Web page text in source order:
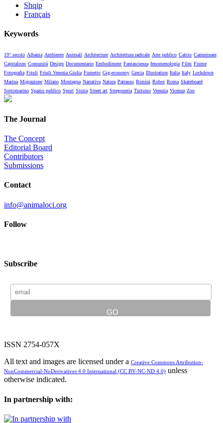
Shqip
Français
Keywords
19° secolo Albania Ambiente Animali Architecture Architettura radicale Arte publico Calcio Camminare
Capitalism Comunità Design Documentario Embodiment Fantascienza fenomenologia Film Fiume
Fotografia Friuli Friuli Venezia Giulia Fumetto Gig-economy Grecia Illustration Italia Italy Lockdown
Marina Migrazione Milano Montagna Narrativa Natura Patrasso Rimini Robot Roma Skateboard
Sottomarino Spazio publico Sport Storia Street art Stregoneria Turismo Venezia Vicenza Zoo
The Journal
The Concept
Editorial Board
Contributors
Submissions
Contact
info@animaloci.org
Follow
Subscribe
ISSN 2754-057X
All text and images are licensed under a Creative Commons Attribution-
NonCommercial-NoDerivatives 4.0 International (CC BY-NC-ND 4.0) unless
otherwise indicated.
In partnership with: